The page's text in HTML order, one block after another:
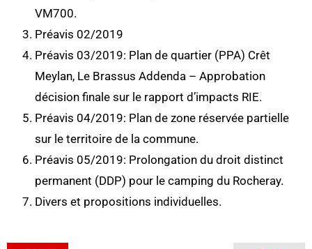
VM700.
Préavis 02/2019
Préavis 03/2019: Plan de quartier (PPA) Crêt
Meylan, Le Brassus Addenda – Approbation
décision finale sur le rapport d’impacts RIE.
Préavis 04/2019: Plan de zone réservée partielle
sur le territoire de la commune.
Préavis 05/2019: Prolongation du droit distinct
permanent (DDP) pour le camping du Rocheray.
Divers et propositions individuelles.